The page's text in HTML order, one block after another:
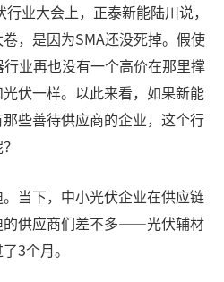
业大会上，正泰新能陆川说，
，是因为SMA还没死掉。假使
业再也没有一个高价在那里撑
伏一样。以此来看，如果新能
些善待供应商的企业，这个行
当下，中小光伏企业在供应链
的供应商们差不多——光伏辅材
3个月。